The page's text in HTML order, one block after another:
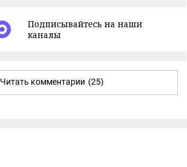
Подписывайтесь на наши
каналы
Читать комментарии (25)